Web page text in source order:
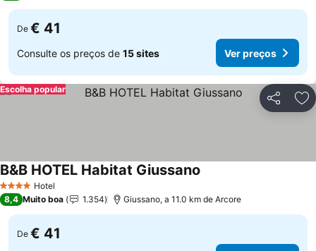
De € 41
Consulte os preços de 15 sites Ver preços
Partilhar
Escolha popular
4 EstrelasHotel
B&B HOTEL Habitat Giussano
8,4 Muito boa 1.354 Giussano, a 11.0 km de Arcore
De € 41